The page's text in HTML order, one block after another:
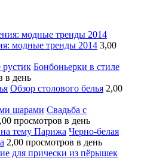
модные тренды 2014 3,00
Бонбоньерки в стиле
в день
Обзор столового белья 2,00
Свадьба с
просмотров в день
Черно-белая
2,00 просмотров в день